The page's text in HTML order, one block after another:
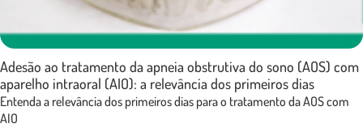
Adesão ao tratamento da apneia obstrutiva do sono (AOS) com
aparelho intraoral (AIO): a relevância dos primeiros dias
Entenda a relevância dos primeiros dias para o tratamento da AOS com
AIO